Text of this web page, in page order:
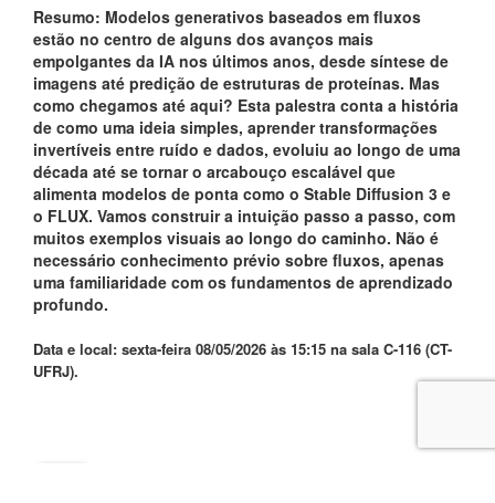
Resumo: Modelos generativos baseados em fluxos
estão no centro de alguns dos avanços mais
empolgantes da IA nos últimos anos, desde síntese de
imagens até predição de estruturas de proteínas. Mas
como chegamos até aqui? Esta palestra conta a história
de como uma ideia simples, aprender transformações
invertíveis entre ruído e dados, evoluiu ao longo de uma
década até se tornar o arcabouço escalável que
alimenta modelos de ponta como o Stable Diffusion 3 e
o FLUX. Vamos construir a intuição passo a passo, com
muitos exemplos visuais ao longo do caminho. Não é
necessário conhecimento prévio sobre fluxos, apenas
uma familiaridade com os fundamentos de aprendizado
profundo.
Data e local: sexta-feira 08/05/2026 às 15:15 na sala C-116 (CT-
UFRJ).